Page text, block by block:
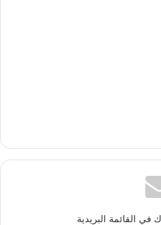
القائمة البريدية